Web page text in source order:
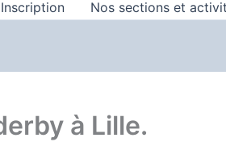
Inscription Nos sections et
à Lille.